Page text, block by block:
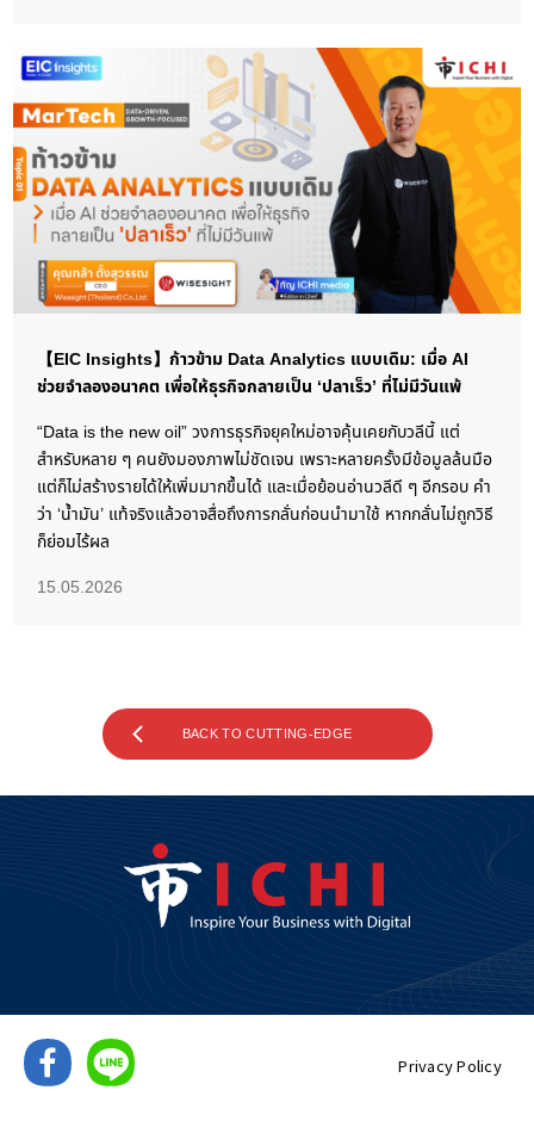
【EIC Insights】ก้าวข้าม Data Analytics แบบเดิม: เมื่อ AI
ช่วยจำลองอนาคต เพื่อให้ธุรกิจกลายเป็น ‘ปลาเร็ว’ ที่ไม่มีวันแพ้
“Data is the new oil” วงการธุรกิจยุคใหม่อาจคุ้นเคยกับวลีนี้ แต่
สำหรับหลาย ๆ คนยังมองภาพไม่ชัดเจน เพราะหลายครั้งมีข้อมูลล้นมือ
แต่ก็ไม่สร้างรายได้ให้เพิ่มมากขึ้นได้ และเมื่อย้อนอ่านวลีดี ๆ อีกรอบ คำ
ว่า ‘น้ำมัน’ แท้จริงแล้วอาจสื่อถึงการกลั่นก่อนนำมาใช้ หากกลั่นไม่ถูกวิธี
ก็ย่อมไร้ผล
15.05.2026
BACK TO CUTTING-EDGE
Privacy Policy